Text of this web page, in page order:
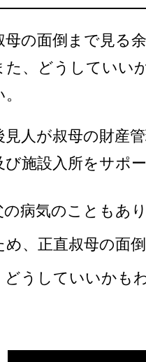
母の面倒まで見る
た、どうしていい
見人が叔母の財産
び施設入所をサポ
病気のこともあ
、正直叔母の面
どうしていいかも